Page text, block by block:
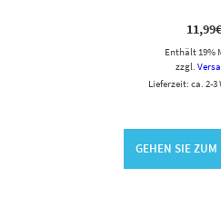
11,99€
Enthält 19%
zzgl.
Lieferzeit: ca. 2-3
GEHEN SIE